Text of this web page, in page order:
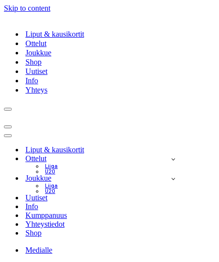
Skip to content
Liput & kausikortit
Ottelut
Joukkue
Shop
Uutiset
Info
Yhteys
Navigation
Navigation
Menu
Navigation
Liput & kausikortit
Ottelut
Liiga
U20
Joukkue
Liiga
U20
Uutiset
Info
Kumppanuus
Yhteystiedot
Shop
Medialle